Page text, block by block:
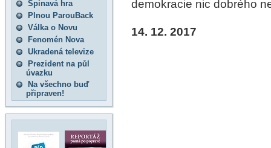
Špinavá hra
Plnou ParouBack
Válka o Novu
Fenomén Nova
Ukradená televize
Prezident na půl
úvazku
Na všechno buď
připraven!
demokracie nic dobrého
14. 12. 2017